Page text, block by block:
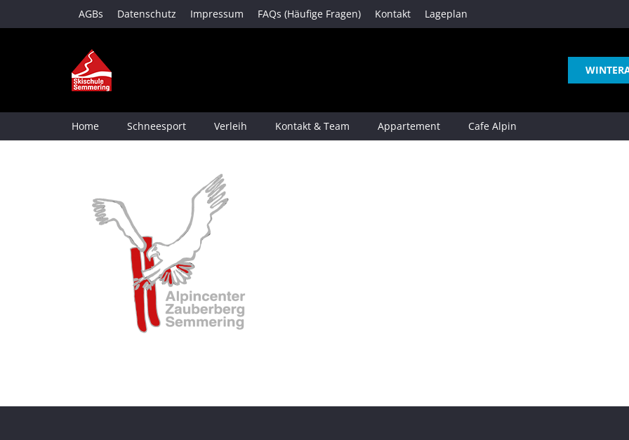
AGBs Datenschutz Impressum FAQs (Häufige Fragen) Kontakt Lageplan
Home Schneesport Verleih Kontakt & Team Appartement Cafe Alpin